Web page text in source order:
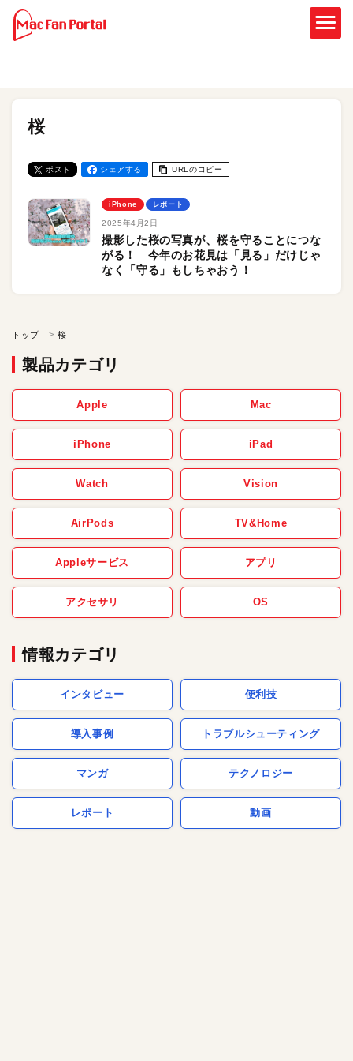
桜
ポスト シェアする URLのコピー
iPhone レポート
2025年4月2日
撮影した桜の写真が、桜を守ることにつな
がる！ 今年のお花見は「見る」だけじゃ
なく「守る」もしちゃおう！
トップ 桜
製品カテゴリ
Apple Mac
iPhone iPad
Watch Vision
AirPods TV&Home
Appleサービス アプリ
アクセサリ OS
情報カテゴリ
インタビュー 便利技
導入事例 トラブルシューティング
マンガ テクノロジー
レポート 動画